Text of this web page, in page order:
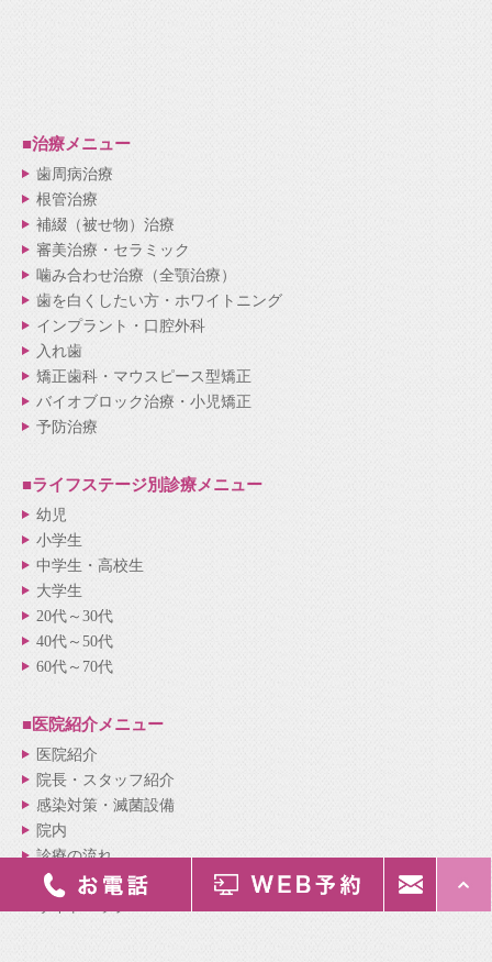
■治療メニュー
歯周病治療
根管治療
補綴（被せ物）治療
審美治療・セラミック
噛み合わせ治療（全顎治療）
歯を白くしたい方・ホワイトニング
インプラント・口腔外科
入れ歯
矯正歯科・マウスピース型矯正
バイオブロック治療・小児矯正
予防治療
■ライフステージ別診療メニュー
幼児
小学生
中学生・高校生
大学生
20代～30代
40代～50代
60代～70代
■医院紹介メニュー
医院紹介
院長・スタッフ紹介
感染対策・滅菌設備
院内
診療の流れ
新着情報